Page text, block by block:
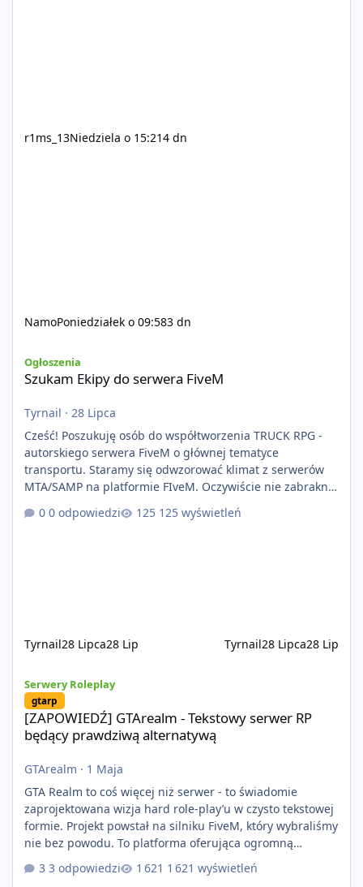
r1ms_13Niedziela o 15:214 dn
NamoPoniedziałek o 09:583 dn
Ogłoszenia
Szukam Ekipy do serwera FiveM
Tyrnail · 28 Lipca
Cześć! Poszukuję osób do współtworzenia TRUCK RPG -
autorskiego serwera FiveM o głównej tematyce
transportu. Staramy się odwzorować klimat z serwerów
MTA/SAMP na platformie FIveM. Oczywiście nie zabraknie
kontentu dla graczy którzy chcą robić coś innego niż
jeździć ciężarówką. Projekt tworzony jest od podstaw z
0 odpowiedzi 125 wyświetleń
Tyrnail28 Lipca28 Lip Tyrnail28 Lipca28 Lip
Serwery Roleplay
gtarp
[ZAPOWIEDŹ] GTArealm - Tekstowy serwer RP
będący prawdziwą alternatywą
GTArealm · 1 Maja
GTA Realm to coś więcej niż serwer - to świadomie
zaprojektowana wizja hard role-play’u w czysto tekstowej
formie. Projekt powstał na silniku FiveM, który wybraliśmy
nie bez powodu. To platforma oferująca ogromną
elastyczność i znacznie szybszy rozwój systemów niż w
przypadku innych rozwiązań. Usprawniona
3 odpowiedzi 1 621 wyświetleń